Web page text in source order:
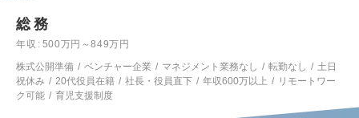
総務
年収
500万円～849万円
株式公開準備
ベンチャー企業 マネジメント業務なし 転勤なし
土日
祝休み
20代役員在籍 社長・役員直下 年収600万以上
リモートワー
ク可能
育児支援制度